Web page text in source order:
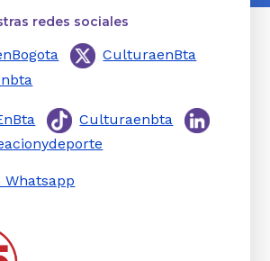
redes sociales
CulturaenBta
Culturaenbta
Whatsapp